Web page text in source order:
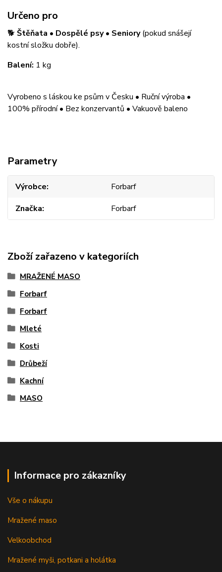
Určeno pro
🐕Štěňata • Dospělé psy • Seniory(pokud snášejí
kostní složku dobře).
Balení: 1 kg
Vyrobeno s láskou ke psům v Česku • Ruční výroba •
100% přírodní • Bez konzervantů • Vakuově baleno
Parametry
Výrobce
Forbarf
Značka
Forbarf
Zboží zařazeno v kategoriích
MRAŽENÉ MASO
Forbarf
Forbarf
Mleté
Kosti
Drůbeží
Kachní
MASO
Informace pro zákazníky
Vše o nákupu
Mražené maso
Velkoobchod
Mražené myši, potkani a holátka